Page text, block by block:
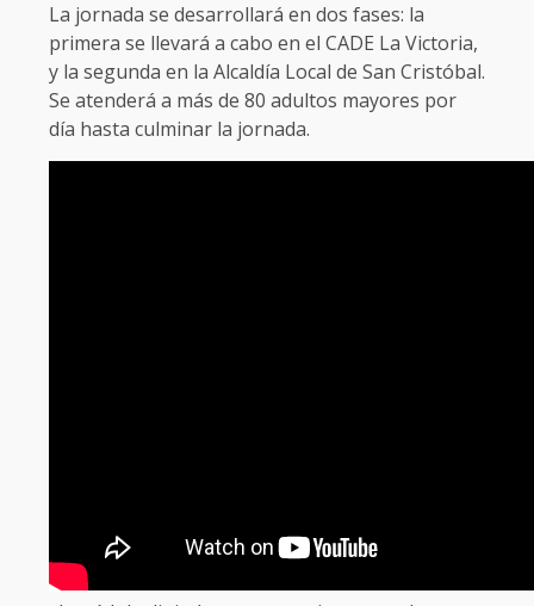
La jornada se desarrollará en dos fases: la
primera se llevará a cabo en el CADE La Victoria,
y la segunda en la Alcaldía Local de San Cristóbal.
Se atenderá a más de 80 adultos mayores por
día hasta culminar la jornada.